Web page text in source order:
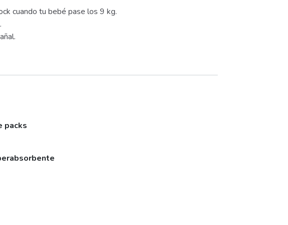
cuando tu bebé pase los 9 kg.
packs